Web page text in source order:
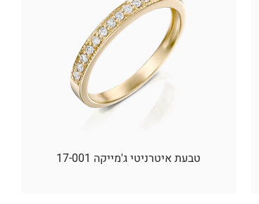
טבעת איטרניטי ג'מייקה 17-001